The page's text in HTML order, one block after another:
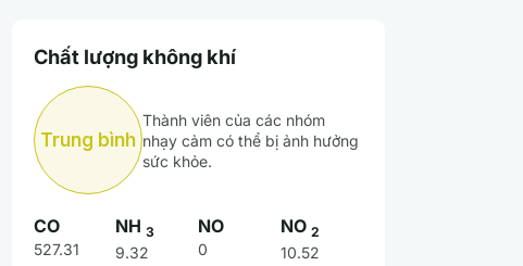
84 %
Mây rải rác Mây thưa
Chất lượng không khí
Trung bình
Thành viên của các nhóm
nhạy cảm có thể bị ảnh hưởng
sức khỏe.
CO
527.31
NH3
9.32
NO
0
NO2
10.52